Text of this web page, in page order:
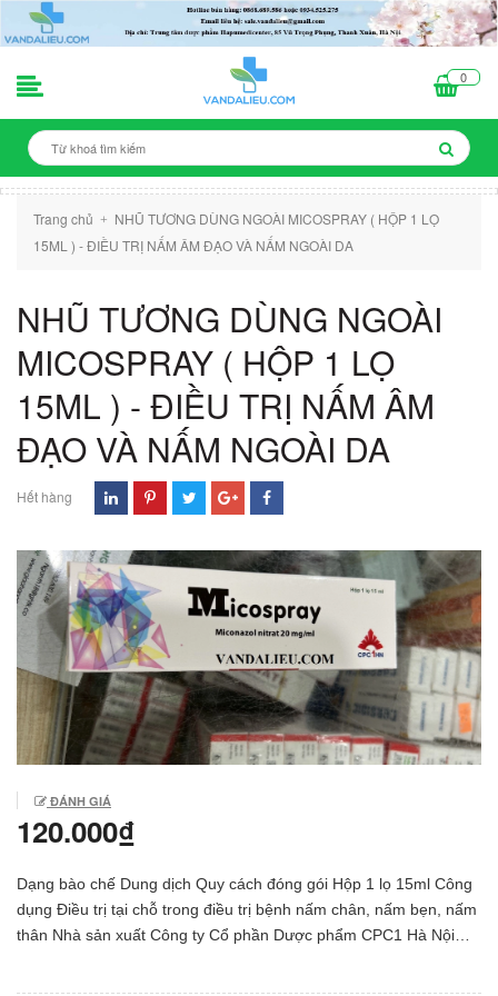
0
Trang chủ +
NHŨ TƯƠNG DÙNG NGOÀI MICOSPRAY ( HỘP 1 LỌ
15ML ) - ĐIỀU TRỊ NẤM ÂM ĐẠO VÀ NẤM NGOÀI DA
NHŨ TƯƠNG DÙNG NGOÀI
MICOSPRAY ( HỘP 1 LỌ
15ML ) - ĐIỀU TRỊ NẤM ÂM
ĐẠO VÀ NẤM NGOÀI DA
Hết hàng
ĐÁNH GIÁ
120.000₫
Dạng bào chế Dung dịch Quy cách đóng gói Hộp 1 lọ 15ml Công
dụng Điều trị tại chỗ trong điều trị bệnh nấm chân, nấm bẹn, nấm
thân Nhà sản xuất Công ty Cổ phần Dược phẩm CPC1 Hà Nội